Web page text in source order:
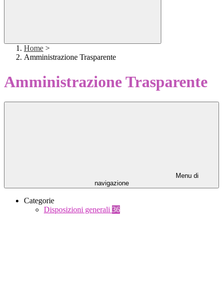
Home >
Amministrazione Trasparente
Amministrazione Trasparente
Menu di
navigazione
Categorie
Disposizioni generali 36